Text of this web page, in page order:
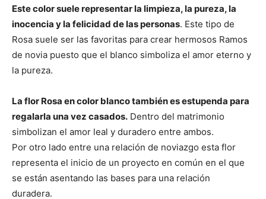
Este color suele representar la limpieza, la pureza, la
inocencia y la felicidad de las personas. Este tipo de
Rosa suele ser las favoritas para crear hermosos Ramos
de novia puesto que el blanco simboliza el amor eterno y
la pureza.
La flor Rosa en color blanco también es estupenda para
regalarla una vez casados. Dentro del matrimonio
simbolizan el amor leal y duradero entre ambos.
Por otro lado entre una relación de noviazgo esta flor
representa el inicio de un proyecto en común en el que
se están asentando las bases para una relación
duradera.